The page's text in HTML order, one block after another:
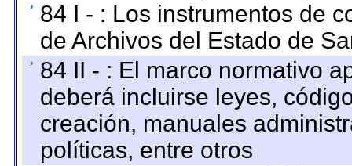
84 I - : Los instrumentos de
de Archivos del Estado de
84 II - : El marco normativo
deberá incluirse leyes,
creación, manuales
políticas, entre otros